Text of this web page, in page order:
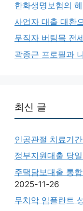
한화생명보험의
사업자 대출 대환
무직자 버팀목 전
곽종근 프로필과
최신 글
인공관절 치료기
정부지원대출 당
주택담보대출 통
2025-11-26
무치악 임플란트